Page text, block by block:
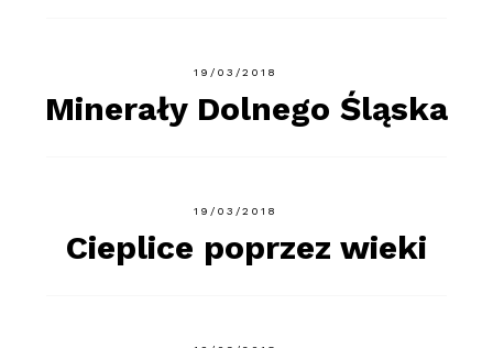
19/03/2018
Minerały Dolnego Śląska
19/03/2018
Cieplice poprzez wieki